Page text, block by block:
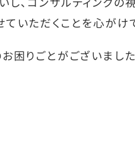
いただくことを心がけ
困りごとがございました